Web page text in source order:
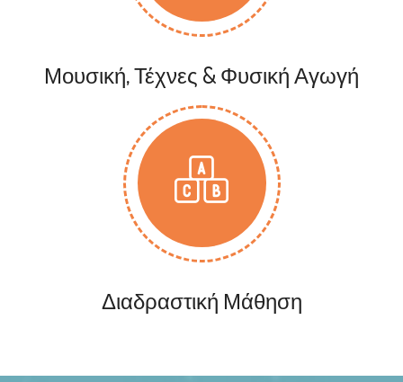
Μουσική, Τέχνες & Φυσική Αγωγή
Διαδραστική Μάθηση